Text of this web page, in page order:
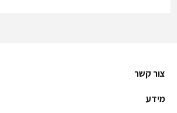
צור קשר
מידע